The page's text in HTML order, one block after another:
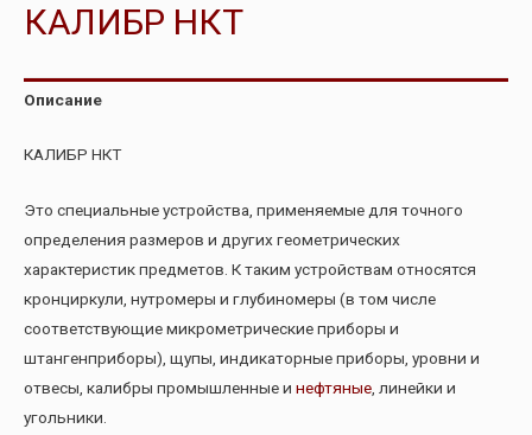
КАЛИБР НКТ
Описание
КАЛИБР НКТ
Это специальные устройства, применяемые для точного
определения размеров и других геометрических
характеристик предметов. К таким устройствам относятся
кронциркули, нутромеры и глубиномеры (в том числе
соответствующие микрометрические приборы и
штангенприборы), щупы, индикаторные приборы, уровни и
отвесы, калибры промышленные и нефтяные , линейки и
угольники.